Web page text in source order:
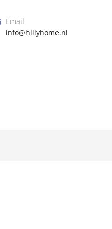
Email
info@hillyhome.nl